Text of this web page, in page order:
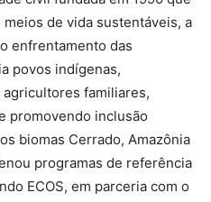
de vida sustentáveis, a
enfrentamento das
povos indígenas,
familiares,
promovendo inclusão
biomas Cerrado, Amazônia
programas de referência
ECOS, em parceria com o